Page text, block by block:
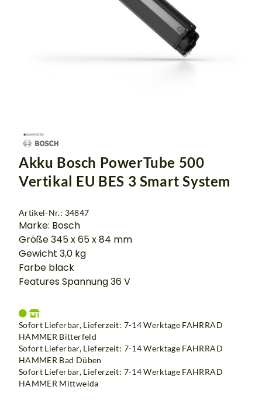
Akku Bosch PowerTube 500
Vertikal EU BES 3 Smart System
Artikel-Nr.: 34847
Marke: Bosch
Größe 345 x 65 x 84 mm
Gewicht 3,0 kg
Farbe black
Features Spannung 36 V
Sofort Lieferbar, Lieferzeit: 7-14 Werktage FAHRRAD
HAMMER Bitterfeld
Sofort Lieferbar, Lieferzeit: 7-14 Werktage FAHRRAD
HAMMER Bad Düben
Sofort Lieferbar, Lieferzeit: 7-14 Werktage FAHRRAD
HAMMER Mittweida